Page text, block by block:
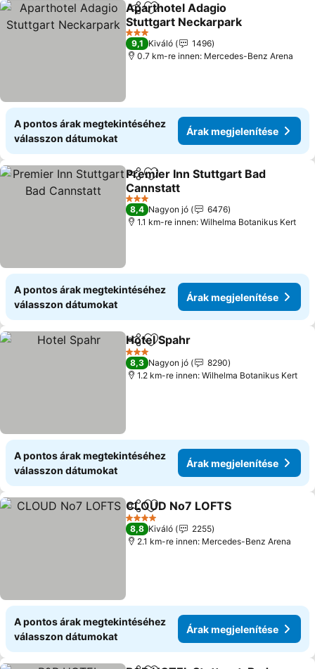
Megosztás
Hozzáadás a kedvencekhez
Aparthotel Adagio
Stuttgart Neckarpark
Árak megjelenítése
3 Kategória
9,1 Kiváló
1496
0.7 km-re innen: Mercedes-Benz Arena
A pontos árak megtekintéséhez
válasszon dátumokat
Árak megjelenítése
Megosztás
Hozzáadás a kedvencekhez
Premier Inn Stuttgart Bad
Cannstatt
Árak megjelenítése
3 Kategória
8,4 Nagyon jó
6476
1.1 km-re innen: Wilhelma Botanikus Kert
A pontos árak megtekintéséhez
válasszon dátumokat
Árak megjelenítése
Megosztás
Hozzáadás a kedvencekhez
Hotel Spahr
3 Kategória
8,3 Nagyon jó
8290
1.2 km-re innen: Wilhelma Botanikus Kert
A pontos árak megtekintéséhez
válasszon dátumokat
Árak megjelenítése
Megosztás
Hozzáadás a kedvencekhez
CLOUD No7 LOFTS
4 Kategória
8,8 Kiváló
2255
2.1 km-re innen: Mercedes-Benz Arena
A pontos árak megtekintéséhez
válasszon dátumokat
Árak megjelenítése